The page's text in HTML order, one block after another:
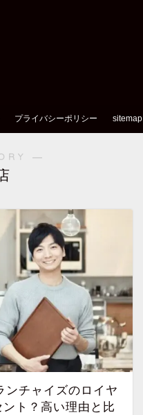
プライバシーポリシー sitemap
―
ンチャイズのロイヤ
ト？高い理由と比